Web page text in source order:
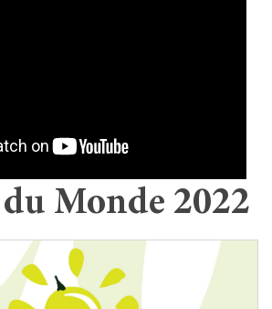
Monde 2022